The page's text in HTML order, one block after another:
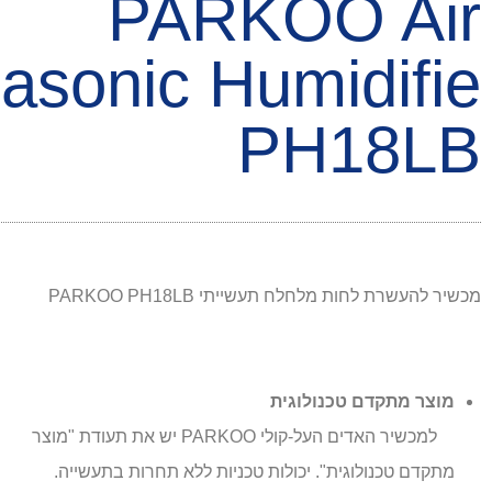
PARKOO Air
Humidifie
PH18LB
מכשיר להעשרת לחות מלחלח תעשייתי PARKOO PH18LB
מוצר מתקדם טכנולוגית
למכשיר האדים העל-קולי PARKOO יש את תעודת "מוצר
מתקדם טכנולוגית". יכולות טכניות ללא תחרות בתעשייה.